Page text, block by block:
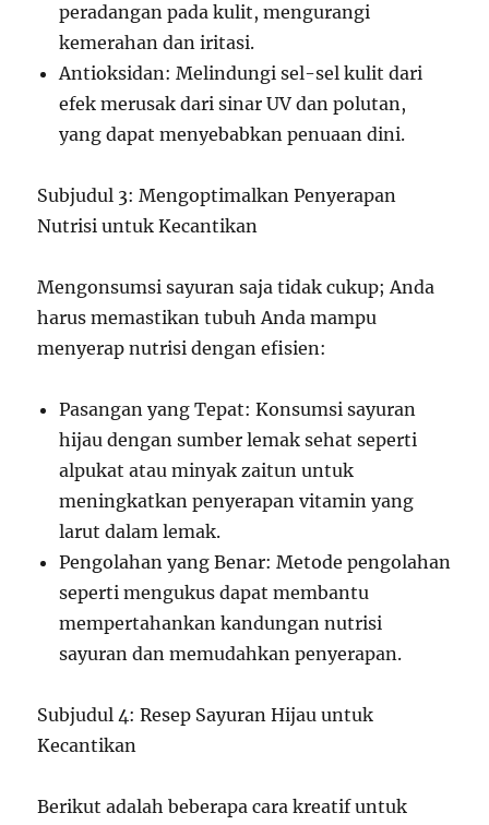
peradangan pada kulit, mengurangi
kemerahan dan iritasi.
Antioksidan: Melindungi sel-sel kulit dari
efek merusak dari sinar UV dan polutan,
yang dapat menyebabkan penuaan dini.
Subjudul 3: Mengoptimalkan Penyerapan
Nutrisi untuk Kecantikan
Mengonsumsi sayuran saja tidak cukup; Anda
harus memastikan tubuh Anda mampu
menyerap nutrisi dengan efisien:
Pasangan yang Tepat: Konsumsi sayuran
hijau dengan sumber lemak sehat seperti
alpukat atau minyak zaitun untuk
meningkatkan penyerapan vitamin yang
larut dalam lemak.
Pengolahan yang Benar: Metode pengolahan
seperti mengukus dapat membantu
mempertahankan kandungan nutrisi
sayuran dan memudahkan penyerapan.
Subjudul 4: Resep Sayuran Hijau untuk
Kecantikan
Berikut adalah beberapa cara kreatif untuk